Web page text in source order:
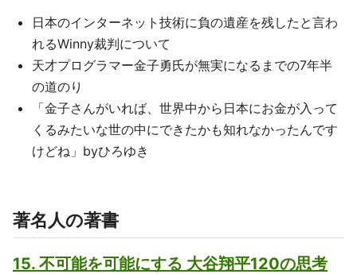
日本のインターネット技術に負の遺産を残したと言わ
れるWinny裁判について
天才プログラマー金子勇氏が無実になるまでの7年半
の道のり
「金子さんがいれば、世界中から日本にお金が入って
くるみたいな世の中にできたかも知れなかったんです
けどね」byひろゆき
著名人の著書
15. 不可能を可能にする 大谷翔平120の思考